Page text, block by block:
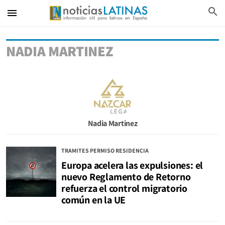
menu search
NADIA MARTINEZ
Nadia Martinez
TRAMITES PERMISO RESIDENCIA
Europa acelera las expulsiones: el
nuevo Reglamento de Retorno
refuerza el control migratorio
común en la UE